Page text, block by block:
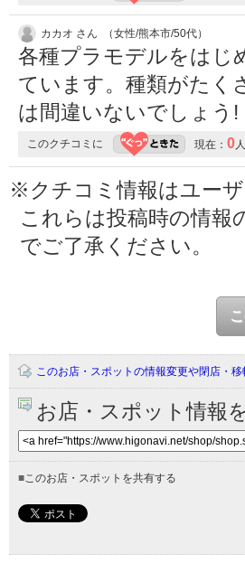
カカオ さん （女性/熊本市/50代）
各種プラモデルをはじ
ています。種類がたく
は間違いないでしょう!
このクチコミに 現在： 0人
※クチコミ情報はユー
これらは投稿時の情報
でご了承ください。
このお店・スポットの情報変更や閉店・
お店・スポット情報
■このお店・スポットを共有する